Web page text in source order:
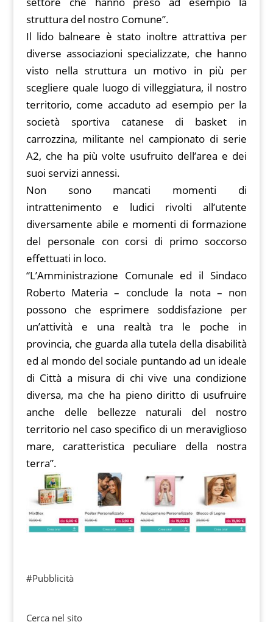
struttura del nostro Comune”.
Il lido balneare è stato inoltre attrattiva per
diverse associazioni specializzate, che hanno
visto nella struttura un motivo in più per
scegliere quale luogo di villeggiatura, il nostro
territorio, come accaduto ad esempio per la
società sportiva catanese di basket in
carrozzina, militante nel campionato di serie
A2, che ha più volte usufruito dell’area e dei
suoi servizi annessi.
Non sono mancati momenti di
intrattenimento e ludici rivolti all’utente
diversamente abile e momenti di formazione
del personale con corsi di primo soccorso
effettuati in loco.
“L’Amministrazione Comunale ed il Sindaco
Roberto Materia – conclude la nota – non
possono che esprimere soddisfazione per
un’attività e una realtà tra le poche in
provincia, che guarda alla tutela della disabilità
ed al mondo del sociale puntando ad un ideale
di Città a misura di chi vive una condizione
diversa, ma che ha pieno diritto di usufruire
anche delle bellezze naturali del nostro
territorio nel caso specifico di un meraviglioso
mare, caratteristica peculiare della nostra
terra”.
#Pubblicità
Cerca nel sito